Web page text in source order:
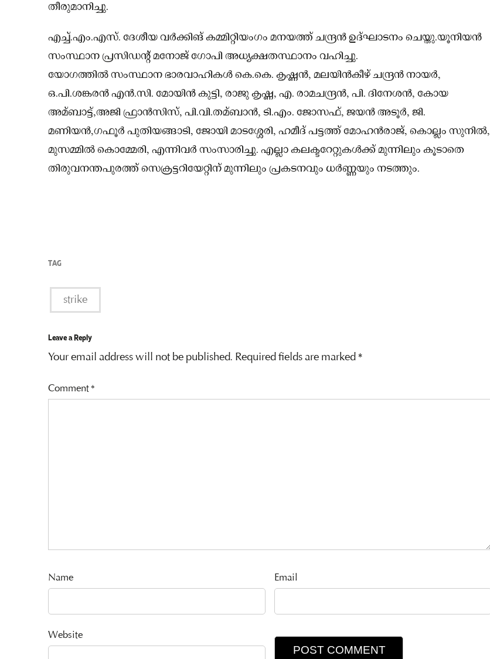
തീരുമാനിച്ചു.
എച്ച്‌.എം.എസ്. ദേശീയ വർക്കിങ് കമ്മിറ്റിയംഗം മനയത്ത് ചന്ദ്രൻ ഉദ്ഘാടനം ചെയ്തു.യൂനിയൻ
സംസ്ഥാന പ്രസിഡന്റ് മനോജ് ഗോപി അധ്യക്ഷതസ്ഥാനം വഹിച്ചു.
യോഗത്തില്‍ സംസ്ഥാന ഭാരവാഹികൾ കെ.കെ. കൃഷ്ണൻ, മലയിൻകീഴ് ചന്ദ്രൻ നായർ,
ഒ.പി.ശങ്കരൻ എൻ.സി. മോയിൻ കുട്ടി, രാജു കൃഷ്ണ, എ. രാമചന്ദ്രൻ, പി. ദിനേശൻ, കോയ
അമ്ബാട്ട്,അജി ഫ്രാൻസിസ്, പി.വി.തമ്ബാൻ, ടി.എം. ജോസഫ്, ജയൻ അടൂർ, ജി.
മണിയൻ,ഗഫൂർ പുതിയങ്ങാടി, ജോയി മാടശ്ശേരി, ഹമീദ് പട്ടത്ത് മോഹൻരാജ്, കൊല്ലം സുനില്‍,
മുസമ്മില്‍ കൊമ്മേരി, എന്നിവർ സംസാരിച്ചു. എല്ലാ കലക്ടറേറ്റുകള്‍ക്ക് മുന്നിലും കൂടാതെ
തിരുവനന്തപുരത്ത് സെക്രട്ടറിയേറ്റിന് മുന്നിലും പ്രകടനവും ധർണ്ണയും നടത്തും.
TAG
strike
Leave a Reply
Your email address will not be published. Required fields are marked*
Comment*
Name Email
Website